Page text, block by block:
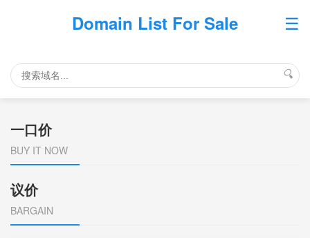
Domain List For Sale ☰
🔍
一口价
BUY IT NOW
议价
BARGAIN